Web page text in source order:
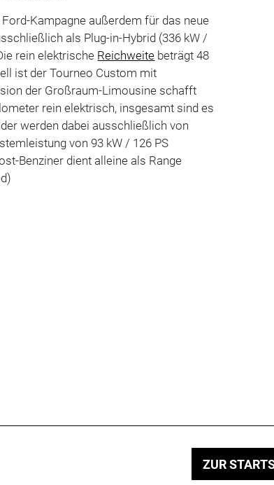
Kampagne außerdem für das neue
als Plug-in-Hybrid (336 kW /
rein elektrische Reichweite beträgt 48
ist der Tourneo Custom mit
der Großraum-Limousine schafft
rein elektrisch, insgesamt sind es
werden dabei ausschließlich von
von 93 kW / 126 PS
Benziner dient alleine als Range
ZUR